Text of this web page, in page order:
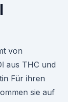
von
aus THC und
Für ihren
sie auf